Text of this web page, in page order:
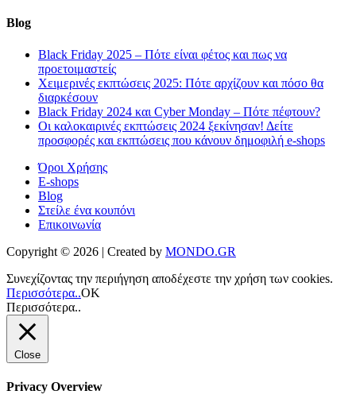
Blog
Black Friday 2025 – Πότε είναι φέτος και πως να
προετοιμαστείς
Χειμερινές εκπτώσεις 2025: Πότε αρχίζουν και πόσο θα
διαρκέσουν
Black Friday 2024 και Cyber Monday – Πότε πέφτουν?
Οι καλοκαιρινές εκπτώσεις 2024 ξεκίνησαν! Δείτε
προσφορές και εκπτώσεις που κάνουν δημοφιλή e-shops
Όροι Χρήσης
E-shops
Blog
Στείλε ένα κουπόνι
Επικοινωνία
Copyright © 2026 | Created by MONDO.GR
Συνεχίζοντας την περιήγηση αποδέχεστε την χρήση των cookies.
Περισσότερα..ΟΚ
Περισσότερα..
Close
Privacy Overview